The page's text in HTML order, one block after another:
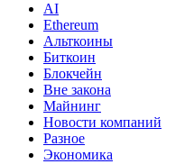
AI
Ethereum
Альткоины
Биткоин
Блокчейн
Вне закона
Майнинг
Новости компаний
Разное
Экономика